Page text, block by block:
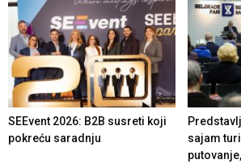
SEEvent 2026: B2B susreti koji
pokreću saradnju
sajam